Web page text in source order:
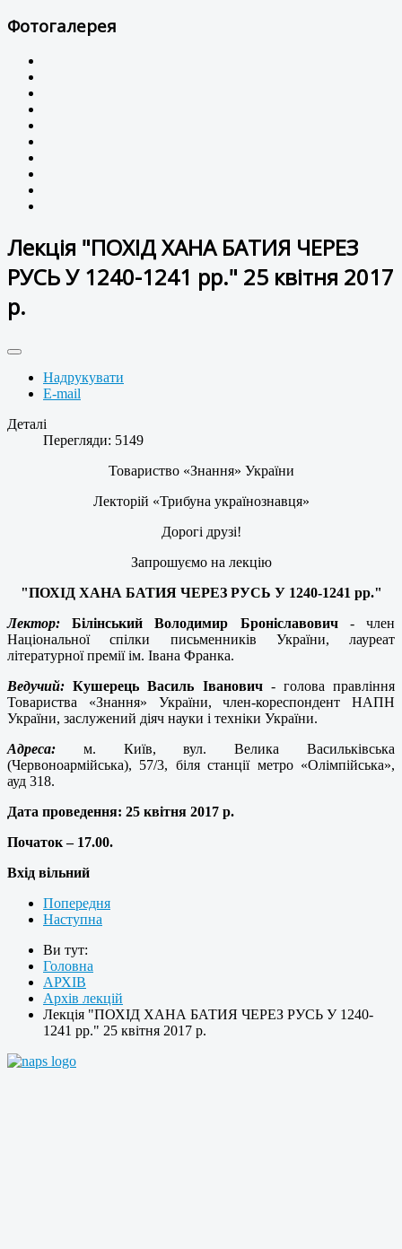
Фотогалерея
Лекція "ПОХІД ХАНА БАТИЯ ЧЕРЕЗ
РУСЬ У 1240-1241 рр." 25 квітня 2017
р.
Надрукувати
E-mail
Деталі
Перегляди: 5149
Товариство «Знання» України
Лекторій «Трибуна українознавця»
Дорогі друзі!
Запрошуємо на лекцію
"ПОХІД ХАНА БАТИЯ ЧЕРЕЗ РУСЬ У 1240-1241 рр."
Лектор:
Білінський Володимир Броніславович-член
Національної спілки письменників України, лауреат
літературної премії ім. Івана Франка.
Ведучий: Кушерець Василь Іванович -голова правління
Товариства «Знання» України, член-кореспондент НАПН
України, заслужений діяч науки і техніки України.
Адреса: м. Київ, вул. Велика Васильківська
(Червоноармійська), 57/3, біля станції метро «Олімпійська»,
ауд 318.
Дата проведення: 25 квітня 2017 р.
Початок – 17.00.
Вхід вільний
Попередня
Наступна
Ви тут:
Головна
АРХІВ
Архів лекцій
Лекція "ПОХІД ХАНА БАТИЯ ЧЕРЕЗ РУСЬ У 1240-
1241 рр." 25 квітня 2017 р.